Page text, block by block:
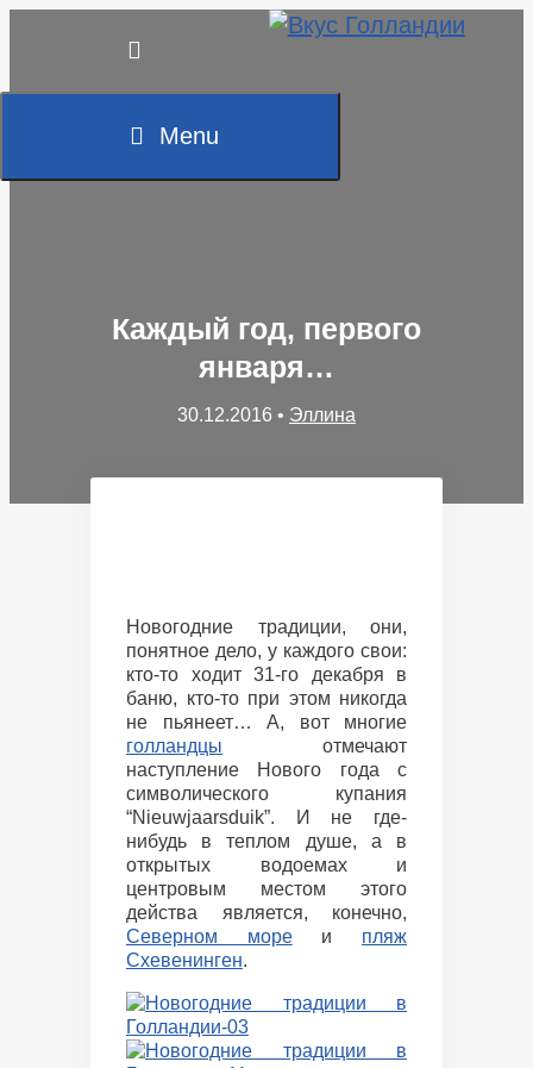
Menu
Каждый год, первого
января…
30.12.2016 • Эллина
Новогодние традиции, они,
понятное дело, у каждого свои:
кто-то ходит 31-го декабря в
баню, кто-то при этом никогда
не пьянеет… А, вот многие
голландцы отмечают
наступление Нового года с
символического купания
“Nieuwjaarsduik”. И не где-
нибудь в теплом душе, а в
открытых водоемах и
центровым местом этого
действа является, конечно,
Северном мореи пляж
Схевенинген.